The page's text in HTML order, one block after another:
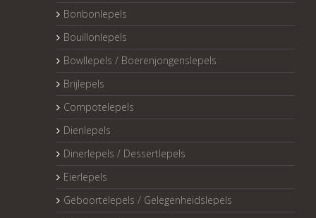
Bonbonlepels
Bouillonlepels
Bowllepels / Boerenjongenslepels
Brijlepels
Compotelepels
Dienlepels
Dinerlepels / Dessertlepels
Eierlepels
Geboortelepels / Gelegenheidslepels